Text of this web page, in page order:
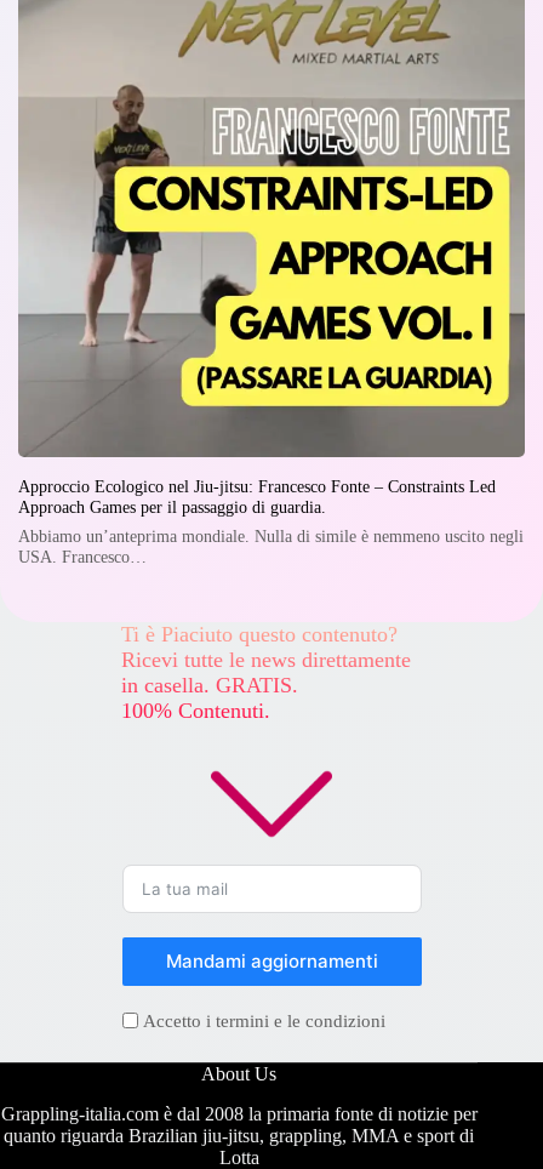
Approccio Ecologico nel Jiu-jitsu: Francesco Fonte – Constraints Led
Approach Games per il passaggio di guardia.
Abbiamo un’anteprima mondiale. Nulla di simile è nemmeno uscito negli
USA. Francesco…
Ti è Piaciuto questo contenuto?
Ricevi tutte le news direttamente
in casella. GRATIS.
100% Contenuti.
Mandami aggiornamenti
Accetto i termini e le condizioni
About Us
Grappling-italia.com è dal 2008 la primaria fonte di notizie per
quanto riguarda Brazilian jiu-jitsu, grappling, MMA e sport di
Lotta